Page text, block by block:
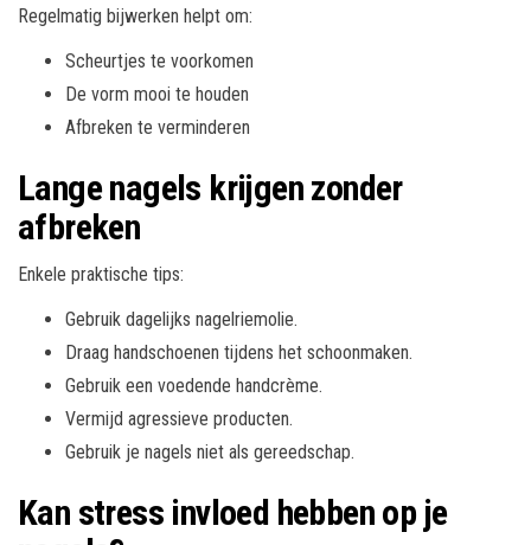
Regelmatig bijwerken helpt om:
Scheurtjes te voorkomen
De vorm mooi te houden
Afbreken te verminderen
Lange nagels krijgen zonder
afbreken
Enkele praktische tips:
Gebruik dagelijks nagelriemolie.
Draag handschoenen tijdens het schoonmaken.
Gebruik een voedende handcrème.
Vermijd agressieve producten.
Gebruik je nagels niet als gereedschap.
Kan stress invloed hebben op je